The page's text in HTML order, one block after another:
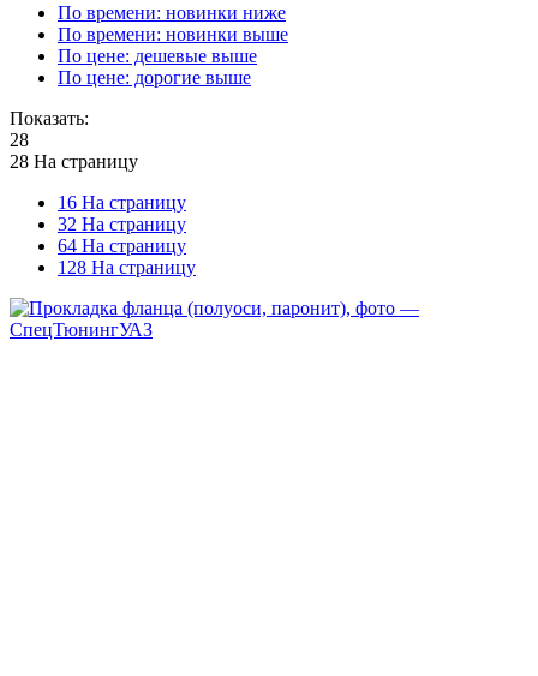
По времени: новинки ниже
По времени: новинки выше
По цене: дешевые выше
По цене: дорогие выше
Показать:
28
28 На страницу
16 На страницу
32 На страницу
64 На страницу
128 На страницу